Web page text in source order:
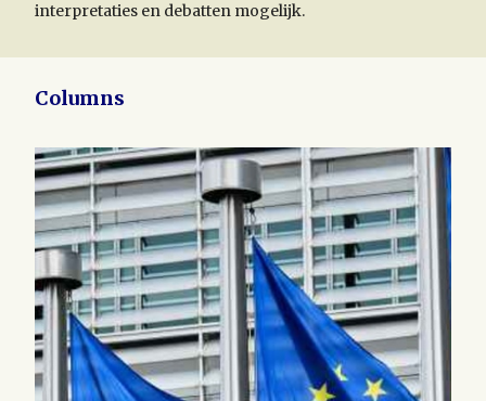
interpretaties en debatten mogelijk.
Columns